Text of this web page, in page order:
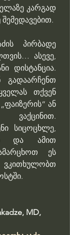
კარგად
შემედავებით.
პირბადე
ასევე,
დისტანცია.
თქვენ
ან
სიცოცხლე,
და ამით
ეს
ვკითხულობთ
MD,